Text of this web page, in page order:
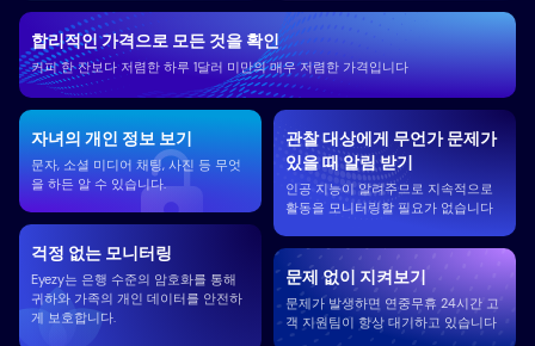
걱정 없는 모니터링
Eyezy는 은행 수준의 암호화를 통해
귀하와 가족의 개인 데이터를 안전하
게 보호합니다.
자녀의 개인 정보 보기
문자, 소셜 미디어 채팅, 사진 등 무엇
을 하든 알 수 있습니다.
합리적인 가격으로 모든 것을 확인
커피 한 잔보다 저렴한 하루 1달러 미만의 매우 저렴한 가격입니다
관찰 대상에게 무언가 문제가
있을 때 알림 받기
인공 지능이 알려주므로 지속적으로
활동을 모니터링할 필요가 없습니다
문제 없이 지켜보기
문제가 발생하면 연중무휴 24시간 고
객 지원팀이 항상 대기하고 있습니다